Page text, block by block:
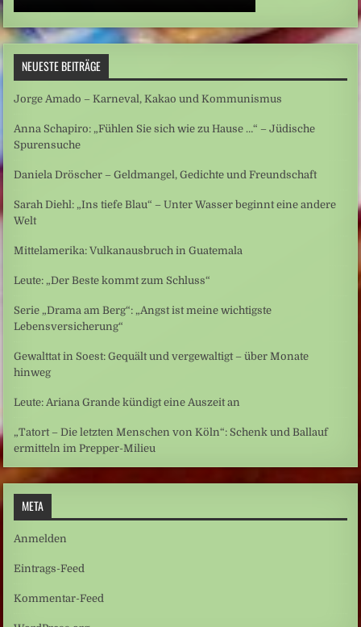
NEUESTE BEITRÄGE
Jorge Amado – Karneval, Kakao und Kommunismus
Anna Schapiro: „Fühlen Sie sich wie zu Hause …“ – Jüdische
Spurensuche
Daniela Dröscher – Geldmangel, Gedichte und Freundschaft
Sarah Diehl: „Ins tiefe Blau“ – Unter Wasser beginnt eine andere
Welt
Mittelamerika: Vulkanausbruch in Guatemala
Leute: „Der Beste kommt zum Schluss“
Serie „Drama am Berg“: „Angst ist meine wichtigste
Lebensversicherung“
Gewalttat in Soest: Gequält und vergewaltigt – über Monate
hinweg
Leute: Ariana Grande kündigt eine Auszeit an
„Tatort – Die letzten Menschen von Köln“: Schenk und Ballauf
ermitteln im Prepper-Milieu
META
Anmelden
Eintrags-Feed
Kommentar-Feed